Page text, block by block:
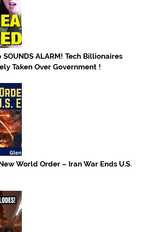
ALARM! Tech Billionaires
Taken Over Government !
World Order – Iran War Ends U.S.